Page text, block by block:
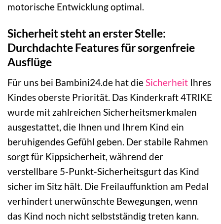
motorische Entwicklung optimal.
Sicherheit steht an erster Stelle:
Durchdachte Features für sorgenfreie
Ausflüge
Für uns bei Bambini24.de hat dieSicherheit Ihres
Kindes oberste Priorität. Das Kinderkraft 4TRIKE
wurde mit zahlreichen Sicherheitsmerkmalen
ausgestattet, die Ihnen und Ihrem Kind ein
beruhigendes Gefühl geben. Der stabile Rahmen
sorgt für Kippsicherheit, während der
verstellbare 5-Punkt-Sicherheitsgurt das Kind
sicher im Sitz hält. Die Freilauffunktion am Pedal
verhindert unerwünschte Bewegungen, wenn
das Kind noch nicht selbstständig treten kann.